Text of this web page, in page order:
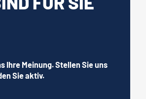
Ihre Meinung. Stellen Sie uns
Sie aktiv.